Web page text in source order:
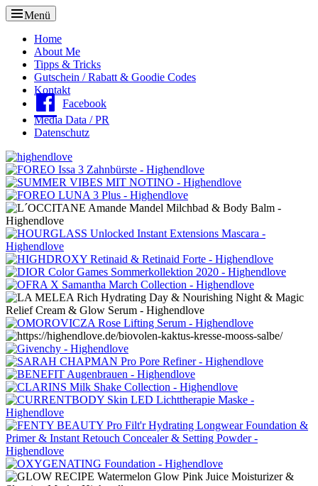
Menü
Oberes
Menü
Home
About Me
Tipps & Tricks
Gutschein / Rabatt & Goodie Codes
Kontakt
Facebook
Media Data / PR
Datenschutz